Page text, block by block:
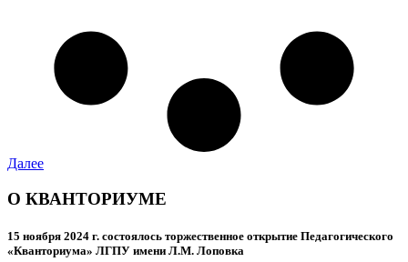
Далее
О КВАНТОРИУМЕ
15 ноября 2024 г. состоялось торжественное открытие Педагогического
«Кванториума» ЛГПУ имени Л.М. Лоповка